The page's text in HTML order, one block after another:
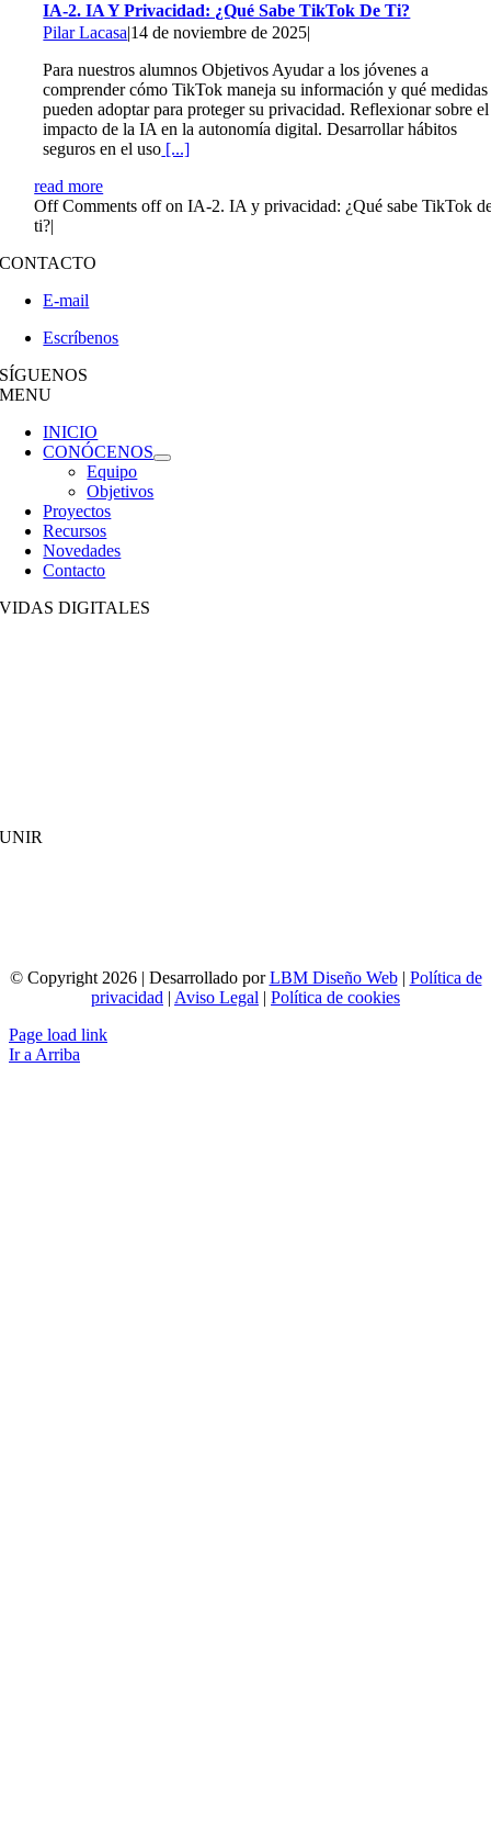
IA-2. IA Y Privacidad: ¿Qué Sabe TikTok De Ti?
Pilar Lacasa|14 de noviembre de 2025|
Para nuestros alumnos Objetivos Ayudar a los jóvenes a
comprender cómo TikTok maneja su información y qué medidas
pueden adoptar para proteger su privacidad. Reflexionar sobre el
impacto de la IA en la autonomía digital. Desarrollar hábitos
seguros en el uso [...]
read more
OffComments off on IA-2. IA y privacidad: ¿Qué sabe TikTok
ti?|
CONTACTO
E-mail
Escríbenos
SÍGUENOS
MENU
INICIO
CONÓCENOS
Equipo
Objetivos
Proyectos
Recursos
Novedades
Contacto
VIDAS DIGITALES
UNIR
© Copyright 2026 | Desarrollado porLBM Diseño Web| Política de
privacidad | Aviso Legal | Política de cookies
Page load link
Ir a Arriba